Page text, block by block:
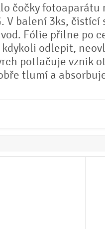
čočky fotoaparátu
V balení 3ks, čistící
Fólie přilne po
kdykoli odlepit,
potlačuje vznik
tlumí a